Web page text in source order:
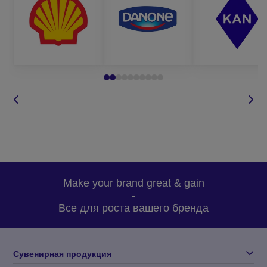
брендированием.
Логотип наносится посредством полноцветной печати.
В тубусе под брендирование. Упаковка имеет
компактные размеры, но вмещает много конфет.
На палочке в индивидуальной упаковке. Такие леденцы
Make your brand great & gain
-
Все для роста вашего бренда
Сувенирная продукция